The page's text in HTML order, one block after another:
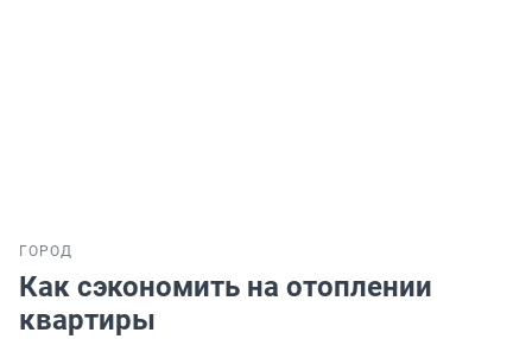
ГОРОД
Как сэкономить на отоплении
квартиры